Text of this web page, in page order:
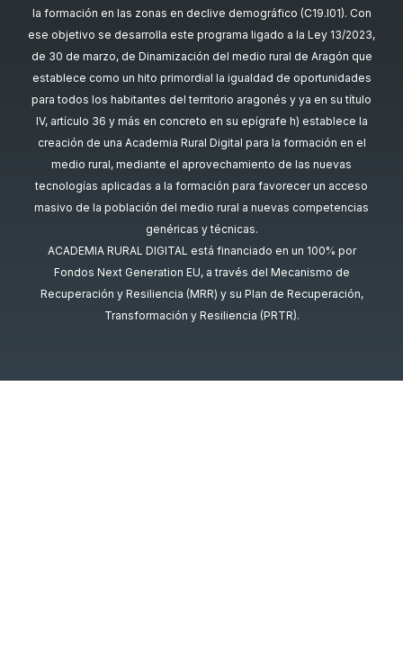
la formación en las zonas en declive demográfico (C19.I01). Con
ese objetivo se desarrolla este programa ligado a la Ley 13/2023,
de 30 de marzo, de Dinamización del medio rural de Aragón que
establece como un hito primordial la igualdad de oportunidades
para todos los habitantes del territorio aragonés y ya en su título
IV, artículo 36 y más en concreto en su epígrafe h) establece la
creación de una Academia Rural Digital para la formación en el
medio rural, mediante el aprovechamiento de las nuevas
tecnologías aplicadas a la formación para favorecer un acceso
masivo de la población del medio rural a nuevas competencias
genéricas y técnicas.
ACADEMIA RURAL DIGITAL está financiado en un 100% por
Fondos Next Generation EU, a través del Mecanismo de
Recuperación y Resiliencia (MRR) y su Plan de Recuperación,
Transformación y Resiliencia (PRTR).